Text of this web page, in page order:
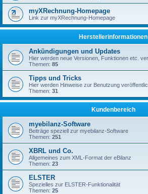
myXRechnung-Homepage
Link zur myXRechnung-Homepage
Herstellerinformationen
Ankündigungen und Updates
Hier werden neue Versionen, Funktionen etc.
Themen: 85
Tipps und Tricks
Hier werden Hinweise zur Benutzung
Themen: 31
Kundenbereich
myebilanz-Software
Beiträge speziell zur myebilanz-Software
Themen: 251
XBRL und Co.
Allgemeines zum XML-Format der eBilanz
Themen: 23
ELSTER
Spezielles zur ELSTER-Funktionalität
Themen: 25